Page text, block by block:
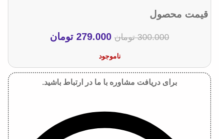
قیمت محصول
300.000 تومان 279.000 تومان
ناموجود
برای دریافت مشاوره با ما در ارتباط باشید.